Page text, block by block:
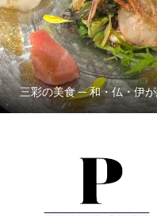
三彩の美食 ─ 和・仏・伊